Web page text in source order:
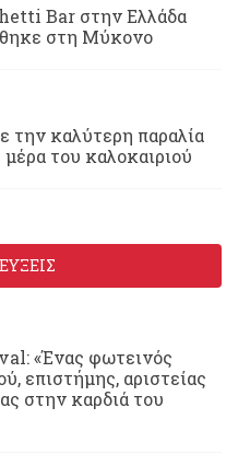
Bar στην Ελλάδα
στη Μύκονο
την καλύτερη παραλία
του καλοκαιριού
«Ένας φωτεινός
επιστήμης, αριστείας
στην καρδιά του